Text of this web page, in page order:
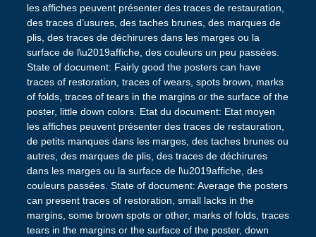
les affiches peuvent présenter des traces de restauration,
des traces d’usures, des taches brunes, des marques de
plis, des traces de déchirures dans les marges ou la
surface de l\u2019affiche, des couleurs un peu passées.
State of document: Fairly good the posters can have
traces of restoration, traces of wears, spots brown, marks
of folds, traces of tears in the margins or the surface of the
poster, little down colors. Etat du document: Etat moyen
les affiches peuvent présenter des traces de restauration,
de petits manques dans les marges, des taches brunes ou
autres, des marques de plis, des traces de déchirures
dans les marges ou la surface de l\u2019affiche, des
couleurs passées. State of document: Average the posters
can present traces of restoration, small lacks in the
margins, some brown spots or other, marks of folds, traces
tears in the margins or the surface of the poster, down